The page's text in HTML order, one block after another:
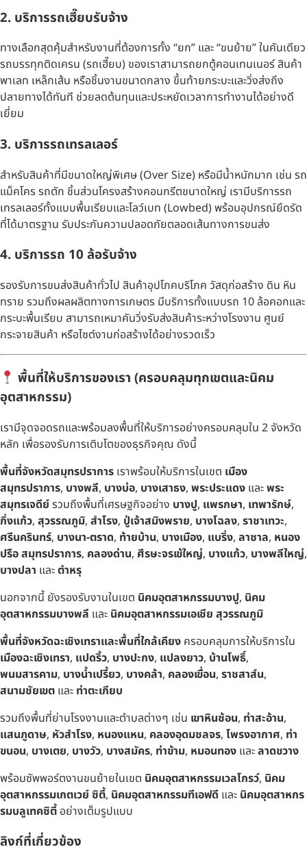
2. บริการรถเฮี๊ยบรับจ้าง
ทางเลือกสุดคุ้มสำหรับงานที่ต้องการทั้ง “ยก” และ “ขนย้าย” ในคันเดียว
รถบรรทุกติดเครน (รถเฮี๊ยบ) ของเราสามารถยกตู้คอนเทนเนอร์ สินค้า
พาเลท เหล็กเส้น หรือชิ้นงานขนาดกลาง ขึ้นท้ายกระบะและวิ่งส่งถึง
ปลายทางได้ทันที ช่วยลดต้นทุนและประหยัดเวลาการทำงานได้อย่างดี
เยี่ยม
3. บริการรถเทรลเลอร์
สำหรับสินค้าที่มีขนาดใหญ่พิเศษ (Over Size) หรือมีน้ำหนักมาก เช่น รถ
แม็คโคร รถตัก ชิ้นส่วนโครงสร้างคอนกรีตขนาดใหญ่ เรามีบริการรถ
เทรลเลอร์ทั้งแบบพื้นเรียบและโลว์เบท (Lowbed) พร้อมอุปกรณ์ยึดรัด
ที่ได้มาตรฐาน รับประกันความปลอดภัยตลอดเส้นทางการขนส่ง
4. บริการรถ 10 ล้อรับจ้าง
รองรับการขนส่งสินค้าทั่วไป สินค้าอุปโภคบริโภค วัสดุก่อสร้าง ดิน หิน
ทราย รวมถึงผลผลิตทางการเกษตร มีบริการทั้งแบบรถ 10 ล้อคอกและ
กระบะพื้นเรียบ สามารถเหมาคันวิ่งรับส่งสินค้าระหว่างโรงงาน ศูนย์
กระจายสินค้า หรือไซต์งานก่อสร้างได้อย่างรวดเร็ว
พื้นที่ให้บริการของเรา (ครอบคลุมทุกเขตและนิคม
อุตสาหกรรม)
เรามีจุดจอดรถและพร้อมลงพื้นที่ให้บริการอย่างครอบคลุมใน 2 จังหวัด
หลัก เพื่อรองรับการเติบโตของธุรกิจคุณ ดังนี้
พื้นที่จังหวัดสมุทรปราการ เราพร้อมให้บริการในเขต เมือง
สมุทรปราการ, บางพลี, บางบ่อ, บางเสาธง, พระประแดง และพระ
สมุทรเจดีย์รวมถึงพื้นที่เศรษฐกิจอย่าง บางปู, แพรกษา, เทพารักษ์,
กิ่งแก้ว, สุวรรณภูมิ, สำโรง, ปู่เจ้าสมิงพราย, บางโฉลง, ราชาเทวะ,
ศรีนครินทร์, บางนา-ตราด, ท้ายบ้าน, บางเมือง, แบริ่ง, ลาซาล, หนอง
ปรือ สมุทรปราการ, คลองด่าน, ศีรษะจรเข้ใหญ่, บางแก้ว, บางพลีใหญ่,
บางปลา และตำหรุ
นอกจากนี้ ยังรองรับงานในเขต นิคมอุตสาหกรรมบางปู, นิคม
อุตสาหกรรมบางพลี และ นิคมอุตสาหกรรมเอเชีย สุวรรณภูมิ
พื้นที่จังหวัดฉะเชิงเทราและพื้นที่ใกล้เคียง ครอบคลุมการให้บริการใน
เมืองฉะเชิงเทรา, แปดริ้ว, บางปะกง, แปลงยาว, บ้านโพธิ์,
พนมสารคาม, บางน้ำเปรี้ยว, บางคล้า, คลองเขื่อน, ราชสาส์น,
สนามชัยเขต และ ท่าตะเกียบ
รวมถึงพื้นที่ย่านโรงงานและตำบลต่างๆ เช่น เขาหินซ้อน, ท่าสะอ้าน,
แสนภูดาษ, หัวสำโรง, หนองแหน, คลองอุดมชลจร, โพรงอากาศ, ท่า
ขนอน, บางเตย, บางวัว, บางสมัคร, ท่าข้าม, หมอนทอง และลาดขวาง
พร้อมซัพพอร์ตงานขนย้ายในเขต นิคมอุตสาหกรรมเวลโกรว์, นิคม
อุตสาหกรรมเกตเวย์ ซิตี้, นิคมอุตสาหกรรมทีเอฟดี และ นิคมอุตสาหกร
รมบลูเทคซิตี้ อย่างเต็มรูปแบบ
ลิงก์ที่เกี่ยวข้อง